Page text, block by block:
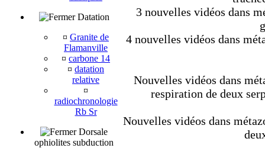
Datation
¤ Granite de
Flamanville
¤ carbone 14
¤ datation
relative
¤
radiochronologie
Rb Sr
Dorsale
ophiolites subduction
3 nouvelles vidéos dans
4 nouvelles vidéos dans
Nouvelles vidéos dans
respiration de deux
Nouvelles vidéos dans